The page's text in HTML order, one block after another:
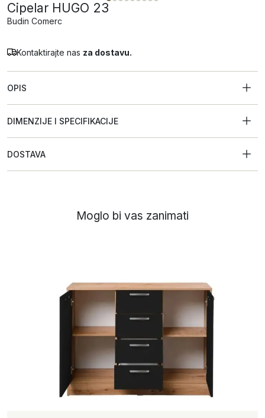
Cipelar HUGO 23
Budin Comerc
Kontaktirajte nas za dostavu.
OPIS
DIMENZIJE I SPECIFIKACIJE
DOSTAVA
Moglo bi vas zanimati